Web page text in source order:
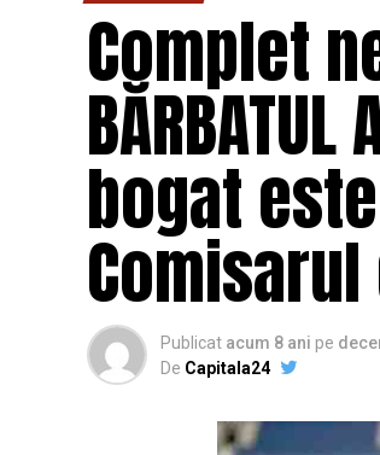
Complet
bogat
Publicat acum 8 ani pe
De Capitala24